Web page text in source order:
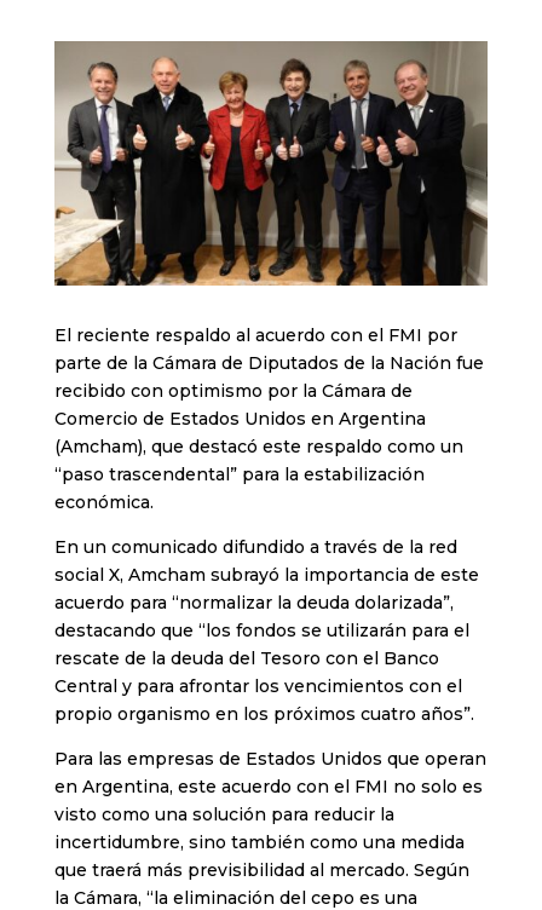
El reciente respaldo al acuerdo con el FMI por
parte de la Cámara de Diputados de la Nación fue
recibido con optimismo por la Cámara de
Comercio de Estados Unidos en Argentina
(Amcham), que destacó este respaldo como un
“paso trascendental” para la estabilización
económica.
En un comunicado difundido a través de la red
social X, Amcham subrayó la importancia de este
acuerdo para “normalizar la deuda dolarizada”,
destacando que “los fondos se utilizarán para el
rescate de la deuda del Tesoro con el Banco
Central y para afrontar los vencimientos con el
propio organismo en los próximos cuatro años”.
Para las empresas de Estados Unidos que operan
en Argentina, este acuerdo con el FMI no solo es
visto como una solución para reducir la
incertidumbre, sino también como una medida
que traerá más previsibilidad al mercado. Según
la Cámara, “la eliminación del cepo es una